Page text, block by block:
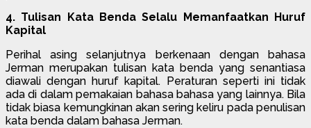
4. Tulisan Kata Benda Selalu Memanfaatkan Huruf
Kapital
Perihal asing selanjutnya berkenaan dengan bahasa
Jerman merupakan tulisan kata benda yang senantiasa
diawali dengan huruf kapital. Peraturan seperti ini tidak
ada di dalam pemakaian bahasa bahasa yang lainnya. Bila
tidak biasa kemungkinan akan sering keliru pada penulisan
kata benda dalam bahasa Jerman.